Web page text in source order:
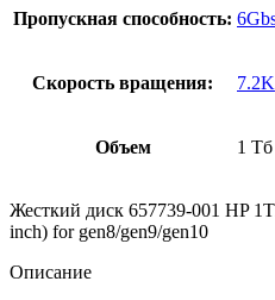
Пропускная способность:
Скорость вращения: 7.2K
Объем 1 Тб
Жесткий диск 657739-001 HP
inch) for gen8/gen9/gen10
Описание